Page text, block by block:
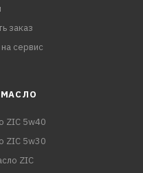
заказ
сервис
ZIC 5w40
ZIC 5w30
ZIC